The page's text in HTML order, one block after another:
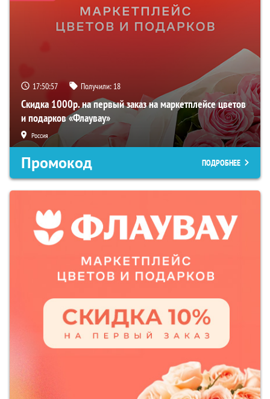
17:50:56 Получили: 18
Скидка 1000р. на первый заказ на маркетплейсе цветов
и подарков «Флаувау»
Россия
Промокод ПОДРОБНЕЕ